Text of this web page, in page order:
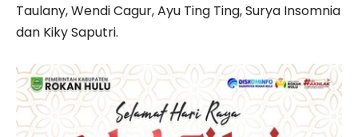
Taulany, Wendi Cagur, Ayu Ting Ting, Surya Insomnia
dan Kiky Saputri.